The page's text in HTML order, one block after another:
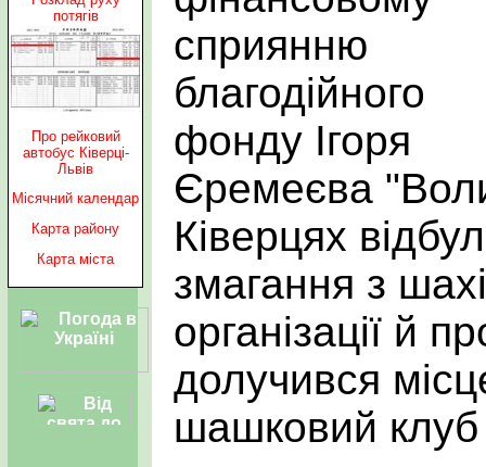
потягів
Про рейковий
автобус Ківерці-
Львів
Місячний календар
Карта району
Карта міста
сприянню
благодійного
фонду Ігоря
Єремеєва
Ківерцях
змагання з
організації й
долучився
шашковий